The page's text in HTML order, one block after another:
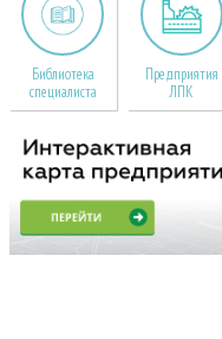
Библиотека
специалиста
Предприятия
ЛПК